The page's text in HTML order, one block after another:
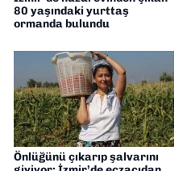
80 yaşındaki yurttaş
ormanda bulundu
Önlüğünü çıkarıp şalvarını